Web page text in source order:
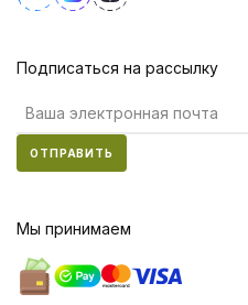
Подписаться на рассылку
ОТПРАВИТЬ
Мы принимаем